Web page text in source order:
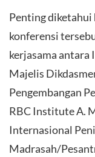
Penting
konferensi
kerjasama
Majelis
Pengembangan
RBC Institute A.
Internasional
Madrasah/